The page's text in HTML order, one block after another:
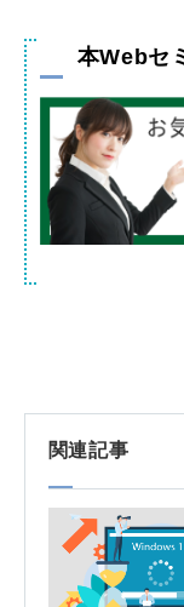
本Webセ
関連記事